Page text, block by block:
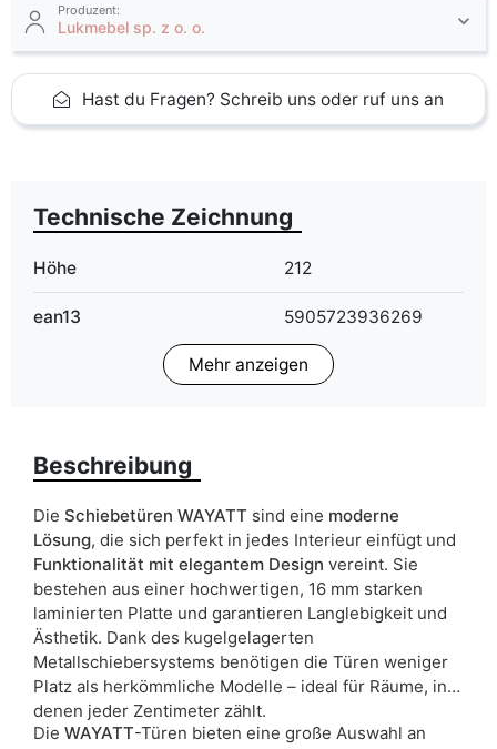
Produzent:
Lukmebel sp. z o. o.
Hast du Fragen? Schreib uns oder ruf uns an
Technische Zeichnung
Höhe 212
ean13 5905723936269
11 Werktage
Mehr anzeigen
Beschreibung
Die Schiebetüren WAYATT sind eine moderne
Lösung, die sich perfekt in jedes Interieur einfügt und
Funktionalität mit elegantem Design vereint. Sie
bestehen aus einer hochwertigen, 16 mm starken
laminierten Platte und garantieren Langlebigkeit und
Ästhetik. Dank des kugelgelagerten
Metallschiebersystems benötigen die Türen weniger
Platz als herkömmliche Modelle – ideal für Räume, in
denen jeder Zentimeter zählt.
Die WAYATT-Türen bieten eine große Auswahl an